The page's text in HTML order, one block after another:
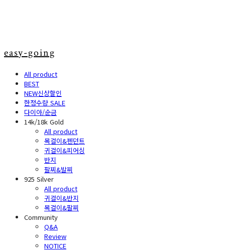
easy-going
All product
BEST
NEW신상할인
한정수량 SALE
다이아/순금
14k/18k Gold
All product
목걸이&펜던트
귀걸이&피어싱
반지
팔찌&발찌
925 Silver
All product
귀걸이&반지
목걸이&팔찌
Community
Q&A
Review
NOTICE